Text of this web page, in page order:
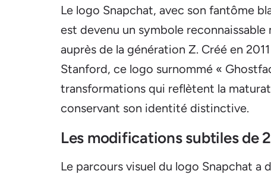
Le logo Snapchat, avec son fantôme
est devenu un symbole
auprès de la génération Z. Créé en
Stanford, ce logo surnommé «
transformations qui reflètent la
conservant son identité distinctive.
Les modifications subtiles de
Le parcours visuel du logo Snapchat a